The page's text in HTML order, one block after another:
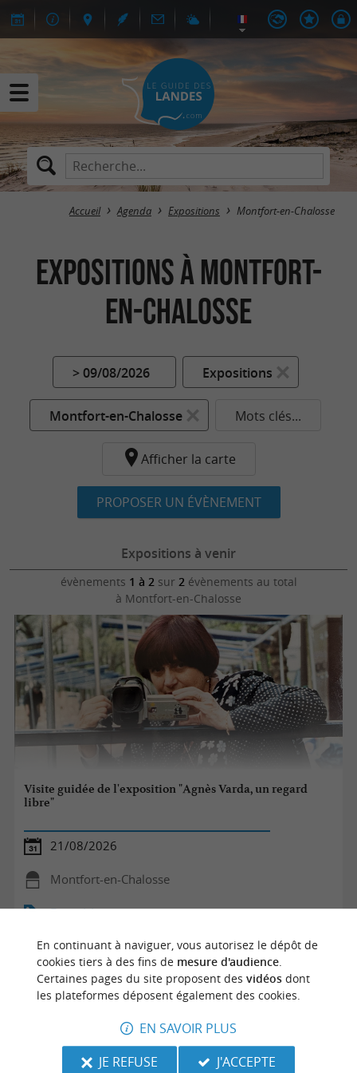
Accueil Agenda Expositions Montfort-en-Chalosse
Expositions à Montfort-
en-Chalosse
> 09/08/2026 Expositions
Montfort-en-Chalosse Mots clés...
Afficher la carte
PROPOSER UN ÉVÈNEMENT
Expositions à venir
évènements 1 à 2sur 2évènements au total
à Montfort-en-Chalosse
Visite guidée de l'exposition "Agnès Varda, un regard
libre"
21/08/2026
Montfort-en-Chalosse
Expositions
En continuant à naviguer, vous autorisez le dépôt de
cookies tiers à des fins de mesure d'audience.
Certaines pages du site proposent des vidéosdont
les plateformes déposent également des cookies.
EN SAVOIR PLUS
JE REFUSE
J'ACCEPTE